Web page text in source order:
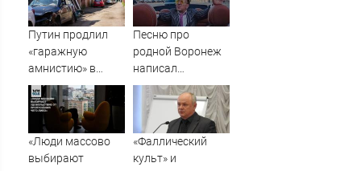
Путин продлил
«гаражную
амнистию» в
России до 1
сентября 2031
года
Песню про
родной Воронеж
написал
музыкант Михаил
Гребенщиков -
ВестиПК в
Воронеже
«Люди массово
выбирают
«Фаллический
культ» и